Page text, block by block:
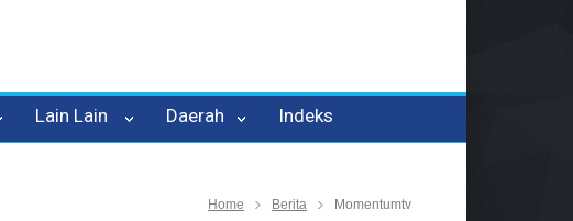
Lain Lain Daerah Indeks
Home Berita Momentumtv